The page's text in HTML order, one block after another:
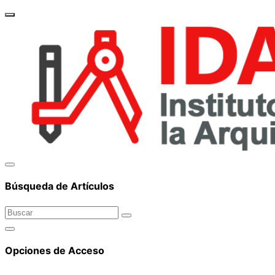
Búsqueda de Artículos
Opciones de Acceso